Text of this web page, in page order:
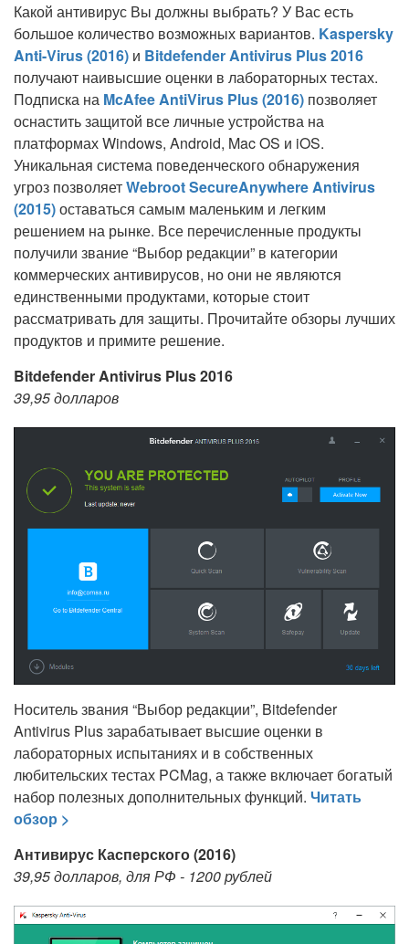
Какой антивирус Вы должны выбрать? У Вас есть
большое количество возможных вариантов. Kaspersky
Anti-Virus (2016) и Bitdefender Antivirus Plus 2016
получают наивысшие оценки в лабораторных тестах.
Подписка на McAfee AntiVirus Plus (2016) позволяет
оснастить защитой все личные устройства на
платформах Windows, Android, Mac OS и iOS.
Уникальная система поведенческого обнаружения
угроз позволяетWebroot SecureAnywhere Antivirus
(2015)оставаться самым маленьким и легким
решением на рынке. Все перечисленные продукты
получили звание “Выбор редакции” в категории
коммерческих антивирусов, но они не являются
единственными продуктами, которые стоит
рассматривать для защиты. Прочитайте обзоры лучших
продуктов и примите решение.
Bitdefender Antivirus Plus 2016
39,95 долларов
Носитель звания “Выбор редакции”, Bitdefender
Antivirus Plus зарабатывает высшие оценки в
лабораторных испытаниях и в собственных
любительских тестах PCMag, а также включает богатый
набор полезных дополнительных функций. Читать
обзор >
Антивирус Касперского (2016)
39,95 долларов, для РФ - 1200 рублей